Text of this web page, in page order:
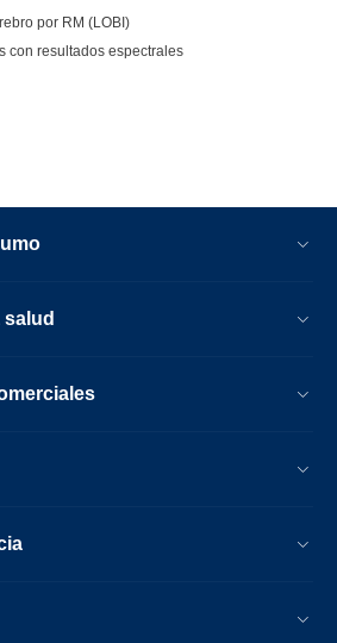
por RM (LOBI)
con resultados espectrales
salud